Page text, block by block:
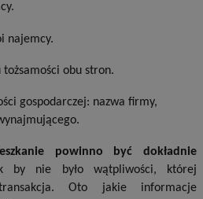
najemcy.
obu stron.
gospodarczej: nazwa firmy,
powinno być dokładnie
by nie było wątpliwości, której
Oto jakie informacje